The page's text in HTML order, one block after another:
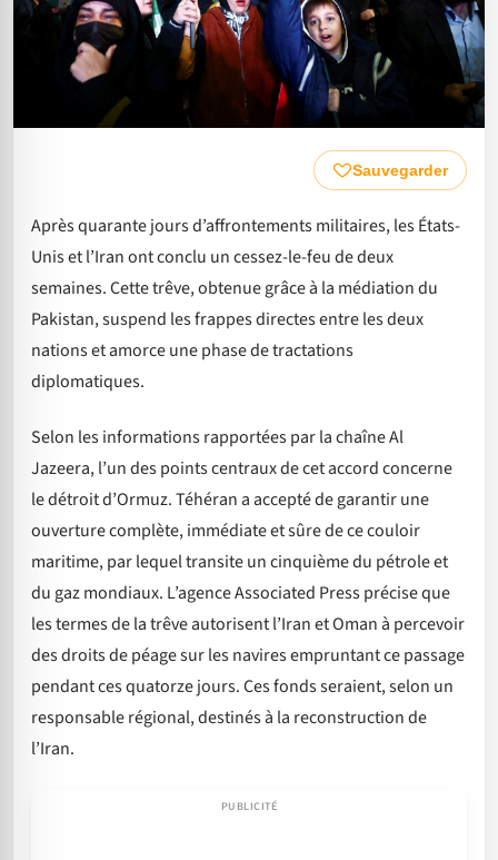
Sauvegarder
Après quarante jours d’affrontements militaires, les États-
Unis et l’Iran ont conclu un cessez-le-feu de deux
semaines. Cette trêve, obtenue grâce à la médiation du
Pakistan, suspend les frappes directes entre les deux
nations et amorce une phase de tractations
diplomatiques.
Selon les informations rapportées par la chaîne Al
Jazeera, l’un des points centraux de cet accord concerne
le détroit d’Ormuz. Téhéran a accepté de garantir une
ouverture complète, immédiate et sûre de ce couloir
maritime, par lequel transite un cinquième du pétrole et
du gaz mondiaux. L’agence Associated Press précise que
les termes de la trêve autorisent l’Iran et Oman à percevoir
des droits de péage sur les navires empruntant ce passage
pendant ces quatorze jours. Ces fonds seraient, selon un
responsable régional, destinés à la reconstruction de
l’Iran.